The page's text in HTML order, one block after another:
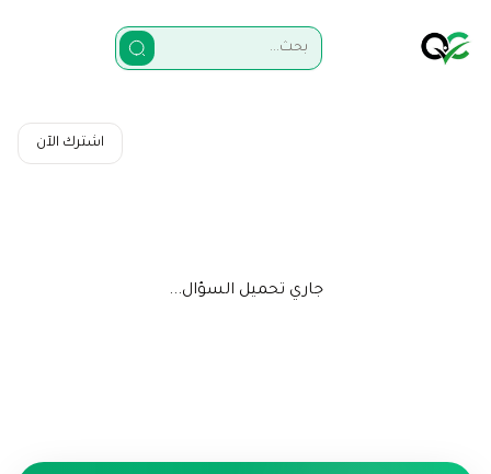
اشترك الآن
جاري تحميل السؤال...